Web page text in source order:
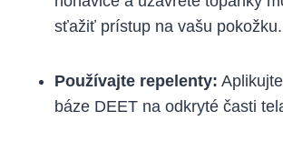
sťažiť‌ prístup na​ vašu pokožku.
Používajte repelenty:
báze DEET na odkryté časti